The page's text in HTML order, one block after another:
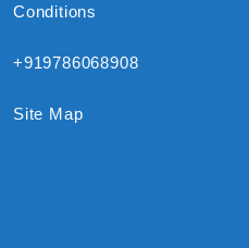
Conditions
+919786068908
Site Map